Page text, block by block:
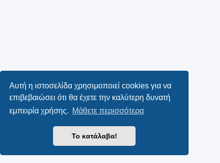
Αυτή η ιστοσελίδα χρησιμοποιεί cookies για να
επιβεβαιώσει ότι θα έχετε την καλύτερη δυνατή
εμπειρία χρήσης. Μάθετε περισσότερα
Το κατάλαβα!